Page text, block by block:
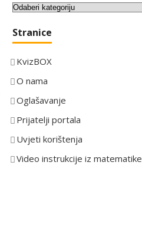
K
t
g
o
i
j
e
Stranice
KvizBOX
O nama
Oglašavanje
Prijatelji portala
Uvjeti korištenja
Video instrukcije iz matematike